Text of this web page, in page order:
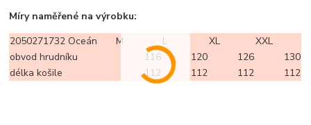
Míry naměřené na výrobku:
2050271732 Oceán
M L XL
XXL
obvod hrudníku
116 120 126
130
délka košile
112 112 112 112